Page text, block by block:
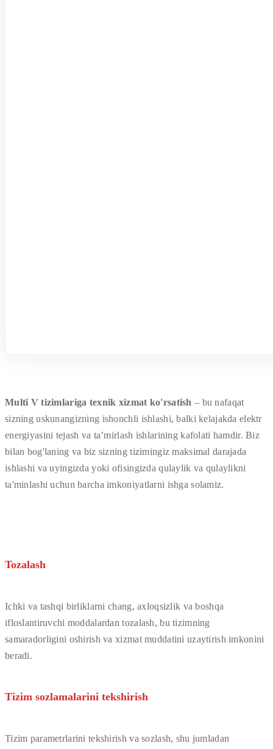
Multi V tizimlariga texnik xizmat ko'rsatish – bu nafaqat
sizning uskunangizning ishonchli ishlashi, balki kelajakda elektr
energiyasini tejash va ta’mirlash ishlarining kafolati hamdir. Biz
bilan bog'laning va biz sizning tizimingiz maksimal darajada
ishlashi va uyingizda yoki ofisingizda qulaylik va qulaylikni
ta'minlashi uchun barcha imkoniyatlarni ishga solamiz.
Tozalash
Ichki va tashqi birliklarni chang, axloqsizlik va boshqa
ifloslantiruvchi moddalardan tozalash, bu tizimning
samaradorligini oshirish va xizmat muddatini uzaytirish imkonini
beradi.
Tizim sozlamalarini tekshirish
Tizim parametrlarini tekshirish va sozlash, shu jumladan